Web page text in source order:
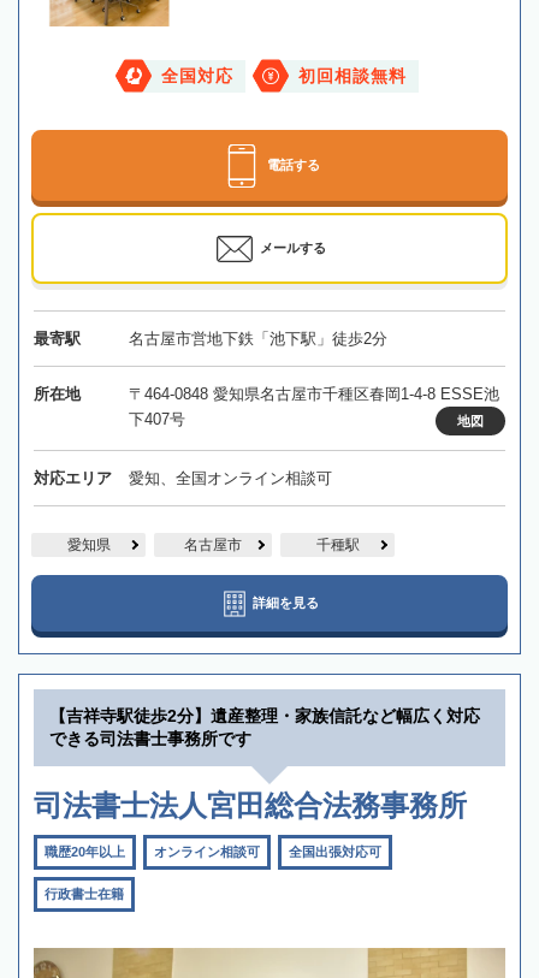
全国対応 初回相談無料
電話する
メールする
最寄駅 名古屋市営地下鉄「池下駅」徒歩2分
所在地
〒464-0848 愛知県名古屋市千種区春岡1-4-8 ESSE池
下407号
地図
対応エリア 愛知、全国オンライン相談可
愛知県 名古屋市 千種駅
詳細を見る
【吉祥寺駅徒歩2分】遺産整理・家族信託など幅広く対応
できる司法書士事務所です
司法書士法人宮田総合法務事務所
職歴20年以上 オンライン相談可 全国出張対応可
行政書士在籍